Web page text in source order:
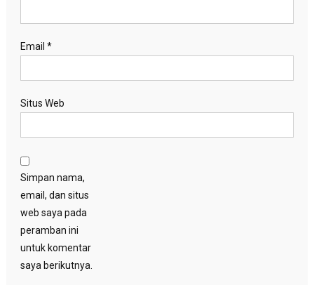
Email *
Situs Web
Simpan nama,
email, dan situs
web saya pada
peramban ini
untuk komentar
saya berikutnya.